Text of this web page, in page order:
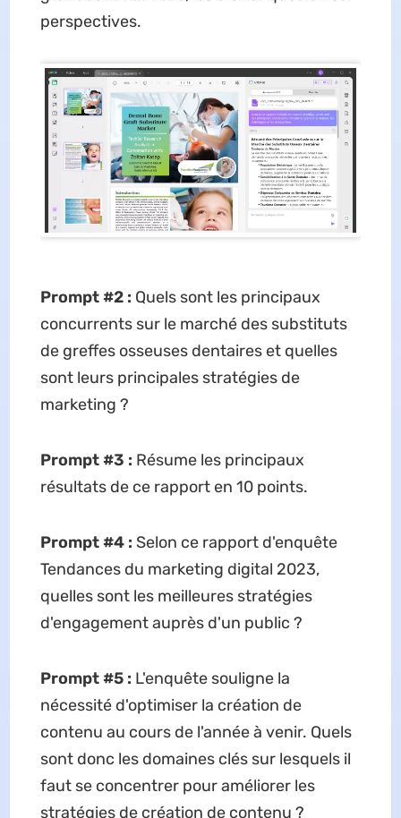
perspectives.
Prompt #2 : Quels sont les principaux
concurrents sur le marché des substituts
de greffes osseuses dentaires et quelles
sont leurs principales stratégies de
marketing ?
Prompt #3 : Résume les principaux
résultats de ce rapport en 10 points.
Prompt #4 : Selon ce rapport d'enquête
Tendances du marketing digital 2023,
quelles sont les meilleures stratégies
d'engagement auprès d'un public ?
Prompt #5 : L'enquête souligne la
nécessité d'optimiser la création de
contenu au cours de l'année à venir. Quels
sont donc les domaines clés sur lesquels il
faut se concentrer pour améliorer les
stratégies de création de contenu ?